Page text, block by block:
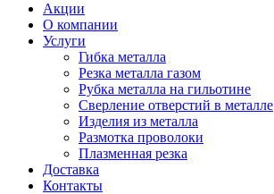
Акции
О компании
Услуги
Гибка металла
Резка металла газом
Рубка металла на гильотине
Сверление отверстий в металле
Изделия из металла
Размотка проволоки
Плазменная резка
Доставка
Контакты